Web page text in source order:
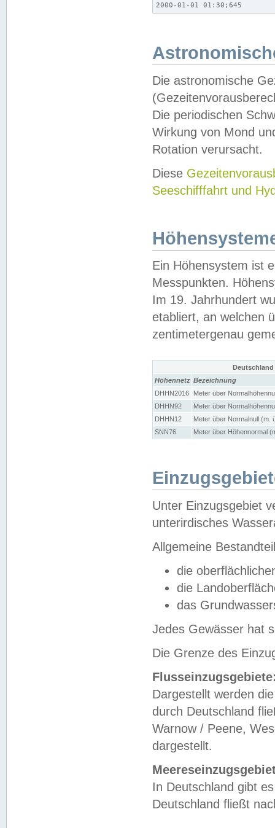
2000-01-01 01:30;645
Die astronomische
Die periodischen
Wirkung von Mond
Rotation verursacht.
Diese
Seeschifffahrt und
Ein Höhensystem ist
Messpunkten.
Im 19. Jahrhundert
etabliert, an welchen
zentimetergenau
Höhennetz Bezeichnung
DHHN2016
Meter über
DHHN92
Meter über
DHHN12
Meter über Normalnull (m.
SNN76
Meter über Höhennormal
Unter Einzugsgebiet
unterirdisches
Allgemeine
die
die
das
Jedes Gewässer hat
Die Grenze des
Dargestellt werden
durch Deutschland
Warnow / Peene,
dargestellt.
In Deutschland gibt
Deutschland fließt